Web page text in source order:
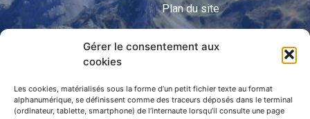
Gérer le consentement aux
cookies
Les cookies, matérialisés sous la forme d’un petit fichier texte au format
alphanumérique, se définissent comme des traceurs déposés dans le terminal
(ordinateur, tablette, smartphone) de l’internaute lorsqu’il consulte une page
Plan du site
APNP